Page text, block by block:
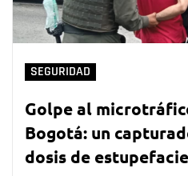
SEGURIDAD
Golpe al
Bogotá: un
dosis de